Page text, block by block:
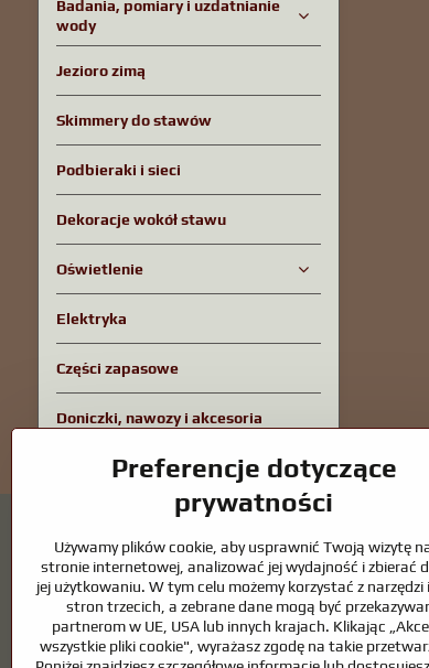
Badania, pomiary i uzdatnianie
wody
Jezioro zimą
Skimmery do stawów
Podbieraki i sieci
Dekoracje wokół stawu
Oświetlenie
Elektryka
Części zapasowe
Doniczki, nawozy i akcesoria
Oczka wodne i akcesoria dla koni
Oczka wodne stanowią piękny dodatek do każdego
Preferencje dotyczące
prywatności
Używamy plików cookie, aby usprawnić Twoją wizytę
stronie internetowej, analizować jej wydajność i zbierać
jej użytkowaniu. W tym celu możemy korzystać z narzędzi i
stron trzecich, a zebrane dane mogą być
partnerom w UE, USA lub innych krajach. Klikając
wszystkie pliki cookie", wyrażasz zgodę na takie